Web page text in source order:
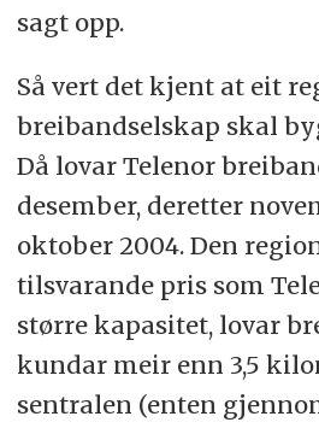
sagt opp.
Så vert det kjent at eit
breibandselskap skal
Då lovar Telenor
desember, deretter
oktober 2004. Den
tilsvarande pris som
større kapasitet, lovar
kundar meir enn 3,5
sentralen (enten